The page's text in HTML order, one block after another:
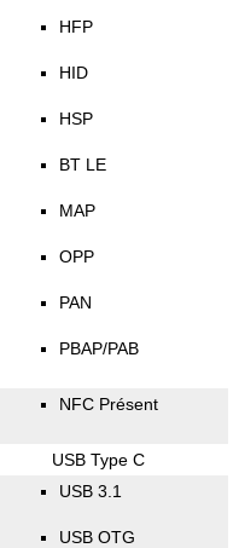
HFP
HID
HSP
BT LE
MAP
OPP
PAN
PBAP/PAB
NFC Présent
USB Type C
USB 3.1
USB OTG